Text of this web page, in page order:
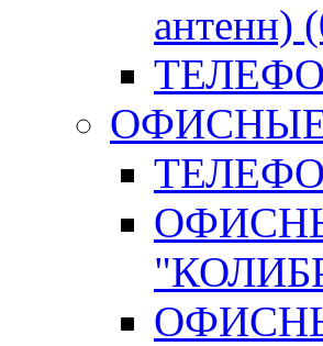
антенн)